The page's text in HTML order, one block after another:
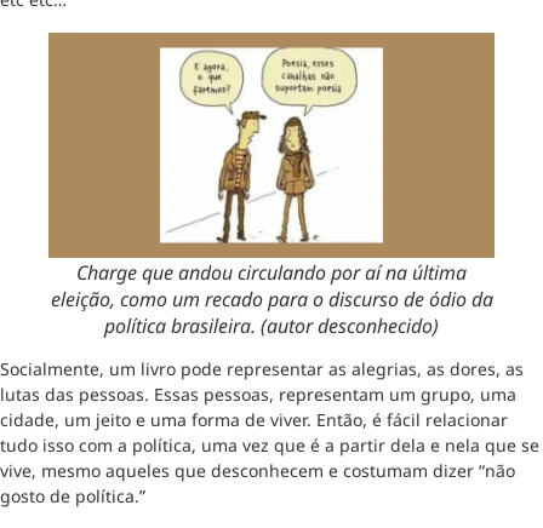
Charge que andou circulando por aí na última
eleição, como um recado para o discurso de ódio da
política brasileira. (autor desconhecido)
Socialmente, um livro pode representar as alegrias, as dores, as
lutas das pessoas. Essas pessoas, representam um grupo, uma
cidade, um jeito e uma forma de viver. Então, é fácil relacionar
tudo isso com a política, uma vez que é a partir dela e nela que se
vive, mesmo aqueles que desconhecem e costumam dizer “não
gosto de política.”